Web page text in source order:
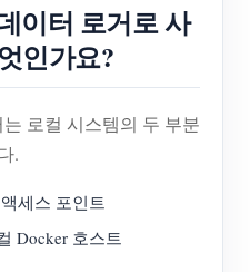
이터 로거로 사
인가요?
로컬 시스템의 두 부분
.
세스 포인트
Docker 호스트